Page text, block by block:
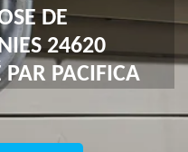
DE
24620
PACIFICA